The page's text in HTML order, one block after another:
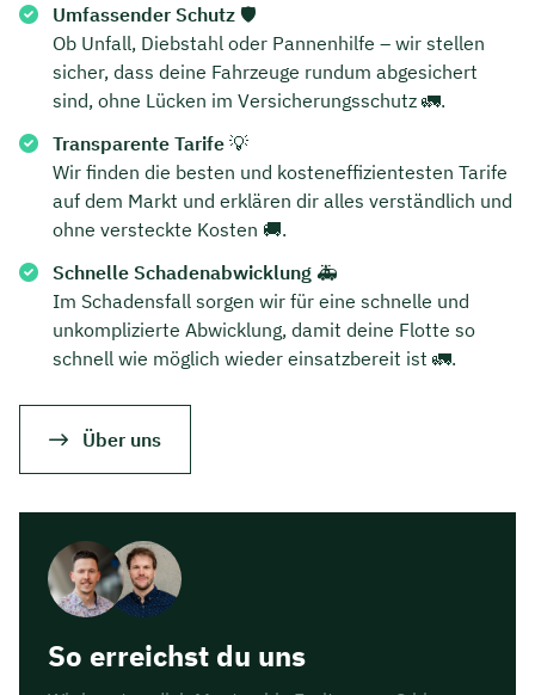
Umfassender Schutz 🛡️
Ob Unfall, Diebstahl oder Pannenhilfe – wir stellen
sicher, dass deine Fahrzeuge rundum abgesichert
sind, ohne Lücken im Versicherungsschutz 🚛.
Transparente Tarife 💡
Wir finden die besten und kosteneffizientesten Tarife
auf dem Markt und erklären dir alles verständlich und
ohne versteckte Kosten 🚚.
Schnelle Schadenabwicklung 🚑
Im Schadensfall sorgen wir für eine schnelle und
unkomplizierte Abwicklung, damit deine Flotte so
schnell wie möglich wieder einsatzbereit ist 🚛.
Über uns
So erreichst du uns